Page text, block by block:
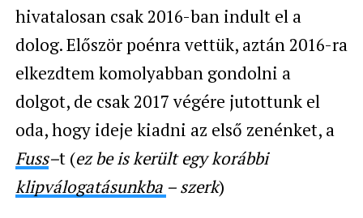
hivatalosan csak 2016-ban indult el a
dolog. Először poénra vettük, aztán 2016-ra
elkezdtem komolyabban gondolni a
dolgot, de csak 2017 végére jutottunk el
oda, hogy ideje kiadni az első zenénket, a
Fuss–t (ez be is került egy korábbi
klipválogatásunkba – szerk)